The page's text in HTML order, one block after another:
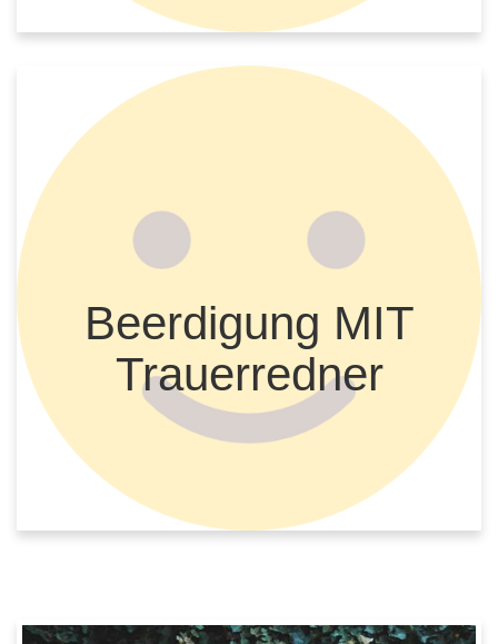
Beerdigung MIT
Trauerredner